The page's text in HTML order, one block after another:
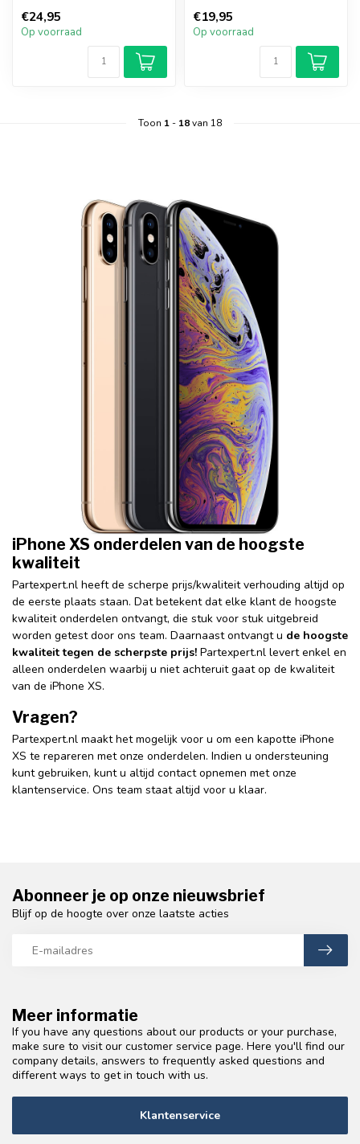
aan? M...
€24,95
Op voorraad
€19,95
Op voorraad
Toon 1- 18van 18
iPhone XS onderdelen van de hoogste
kwaliteit
Partexpert.nl heeft de scherpe prijs/kwaliteit verhouding altijd op
de eerste plaats staan. Dat betekent dat elke klant de hoogste
kwaliteit onderdelen ontvangt, die stuk voor stuk uitgebreid
worden getest door ons team. Daarnaast ontvangt u de hoogste
kwaliteit tegen de scherpste prijs! Partexpert.nl levert enkel en
alleen onderdelen waarbij u niet achteruit gaat op de kwaliteit
van de iPhone XS.
Vragen?
Partexpert.nl maakt het mogelijk voor u om een kapotte iPhone
XS te repareren met onze onderdelen. Indien u ondersteuning
kunt gebruiken, kunt u altijd contact opnemen met onze
klantenservice. Ons team staat altijd voor u klaar.
Meer informatie
If you have any questions about our products or your purchase,
make sure to visit our customer service page. Here you'll find our
company details, answers to frequently asked questions and
different ways to get in touch with us.
Klantenservice
Abonneer je op onze nieuwsbrief
Blijf op de hoogte over onze laatste acties